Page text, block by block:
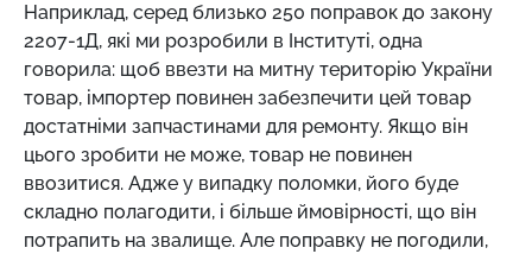
Наприклад, серед близько 250 поправок до закону
2207-1Д, які ми розробили в Інституті, одна
говорила: щоб ввезти на митну територію України
товар, імпортер повинен забезпечити цей товар
достатніми запчастинами для ремонту. Якщо він
цього зробити не може, товар не повинен
ввозитися. Адже у випадку поломки, його буде
складно полагодити, і більше ймовірності, що він
потрапить на звалище. Але поправку не погодили,